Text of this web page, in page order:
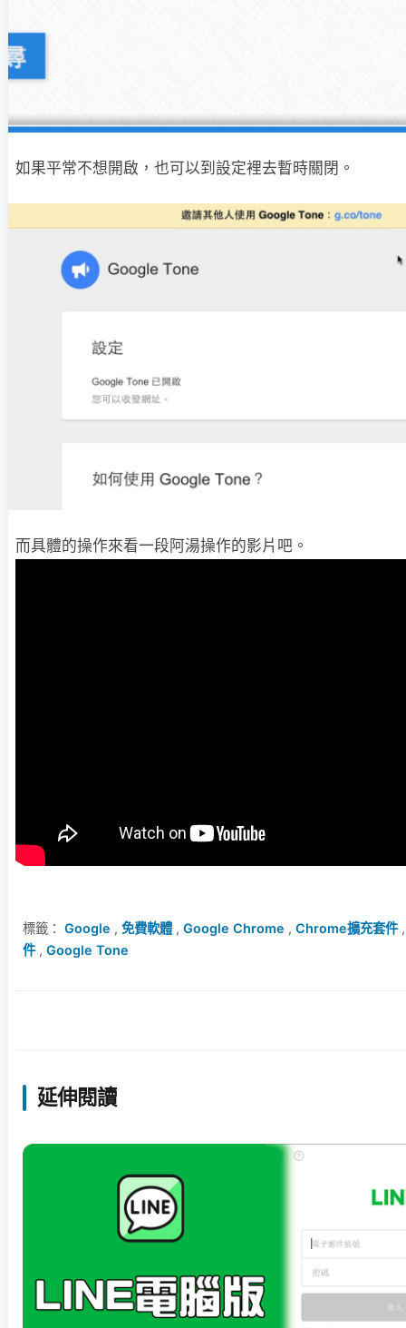
如果平常不想開啟，也可以到設定裡去暫時關閉。
而具體的操作來看一段阿湯操作的影片吧。
標籤： Google , 免費軟體, Google Chrome , Chrome擴充套件
件, Google Tone
延伸閱讀